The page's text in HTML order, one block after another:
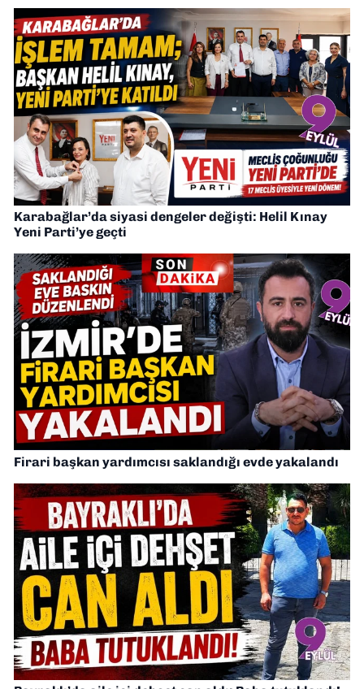
Karabağlar’da siyasi dengeler değişti: Helil Kınay
Yeni Parti’ye geçti
Firari başkan yardımcısı saklandığı evde yakalandı